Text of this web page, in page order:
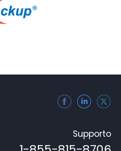
Supporto